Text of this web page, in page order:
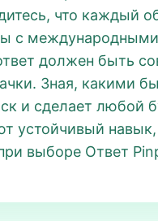
что каждый
с
должен быть
Зная, какими
и сделает любой
выборе Ответ